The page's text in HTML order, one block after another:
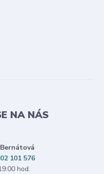
NA NÁS
101 576
hod.